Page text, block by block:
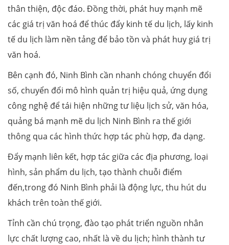
thân thiện, độc đáo. Đồng thời, phát huy mạnh mẽ
các giá trị văn hoá để thúc đẩy kinh tế du lịch, lấy kinh
tế du lịch làm nền tảng để bảo tồn và phát huy giá trị
văn hoá.
Bên cạnh đó, Ninh Bình cần nhanh chóng chuyển đổi
số, chuyển đổi mô hình quản trị hiệu quả, ứng dụng
công nghệ để tái hiện những tư liệu lịch sử, văn hóa,
quảng bá mạnh mẽ du lịch Ninh Bình ra thế giới
thông qua các hình thức hợp tác phù hợp, đa dạng.
Đẩy mạnh liên kết, hợp tác giữa các địa phương, loại
hình, sản phẩm du lịch, tạo thành chuỗi điểm
đến,trong đó Ninh Bình phải là động lực, thu hút du
khách trên toàn thế giới.
Tỉnh cần chú trọng, đào tạo phát triển nguồn nhân
lực chất lượng cao, nhất là về du lịch; hình thành tư